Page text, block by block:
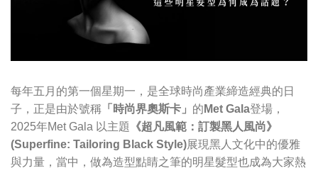
每年五月的第一個星期一，是全球時尚產業締造經典的日
子，正是由於號稱 「時尚界奧斯卡」 的 Met Gala登場，
2025年Met Gala 以主題
《超凡風範：訂製黑人風尚》
(Superfine: Tailoring Black Style)展現黑人文化中的優雅
與力量，當中，做為造型點睛之筆的明星髮型也成為大家熱